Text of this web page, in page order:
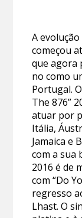
A
começou
que agora
no como
Portugal.
The 876”
atuar por
Itália,
Jamaica e
com a sua
2016 é de
com “Do
regresso
Lhast. O